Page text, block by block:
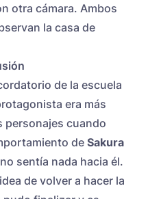
otra cámara. Ambos
la casa de
de la escuela
era más
personajes cuando
de Sakura
sentía nada hacia él.
de volver a hacer la